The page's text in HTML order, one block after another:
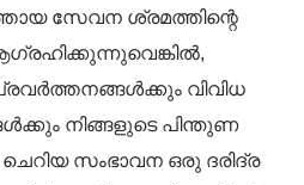
സേവന ശ്രമത്തിന്റെ
വിവിധ
നിങ്ങളുടെ പിന്തുണ
സംഭാവന ഒരു ദരിദ്ര